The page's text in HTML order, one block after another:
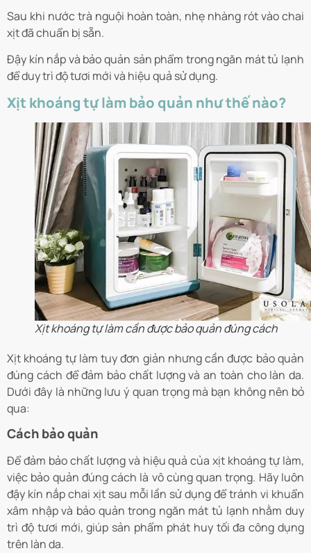
Sau khi nước trà nguội hoàn toàn, nhẹ nhàng rót vào chai
xịt đã chuẩn bị sẵn.
Đậy kín nắp và bảo quản sản phẩm trong ngăn mát tủ lạnh
để duy trì độ tươi mới và hiệu quả sử dụng.
Xịt khoáng tự làm bảo quản như thế nào?
Xịt khoáng tự làm cần được bảo quản đúng cách
Xịt khoáng tự làm tuy đơn giản nhưng cần được bảo quản
đúng cách để đảm bảo chất lượng và an toàn cho làn da.
Dưới đây là những lưu ý quan trọng mà bạn không nên bỏ
qua:
Cách bảo quản
Để đảm bảo chất lượng và hiệu quả của xịt khoáng tự làm,
việc bảo quản đúng cách là vô cùng quan trọng. Hãy luôn
đậy kín nắp chai xịt sau mỗi lần sử dụng để tránh vi khuẩn
xâm nhập và bảo quản trong ngăn mát tủ lạnh nhằm duy
trì độ tươi mới, giúp sản phẩm phát huy tối đa công dụng
trên làn da.